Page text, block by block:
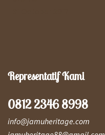
Representatif Kami
0812 2346 8998
info@jamuheritage.com